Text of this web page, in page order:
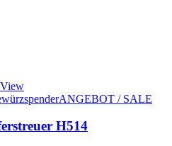
ANGEBOT / SALE
H514